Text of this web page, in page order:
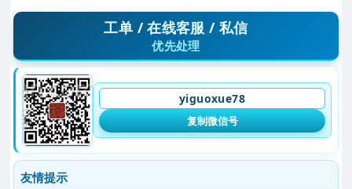
工单 / 在线客服 / 私信
优先处理
yiguoxue78
复制微信号
友情提示